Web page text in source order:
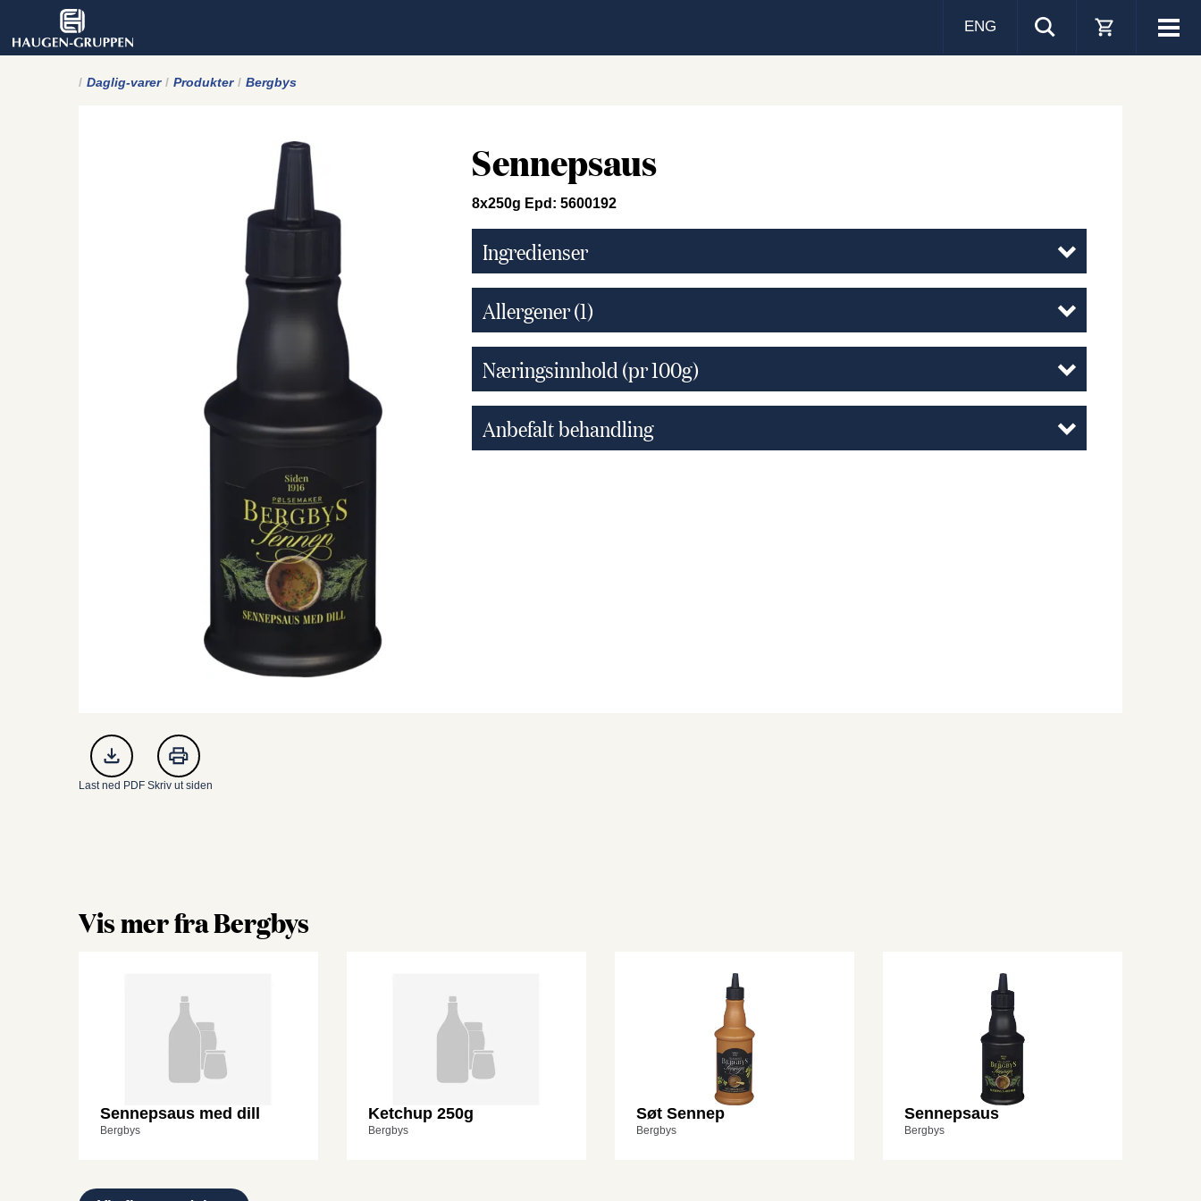
Visa
ENG
Daglig-varer Produkter Bergbys
Sennepsaus
8x250g Epd: 5600192
Ingredienser
Allergener(1)
Næringsinnhold (pr 100g)
Anbefalt behandling
Last ned PDF Skriv ut siden
Vis mer fra Bergbys
Sennepsaus med dill
Bergbys
Ketchup 250g
Bergbys
Søt Sennep
Bergbys
Sennepsaus
Bergbys